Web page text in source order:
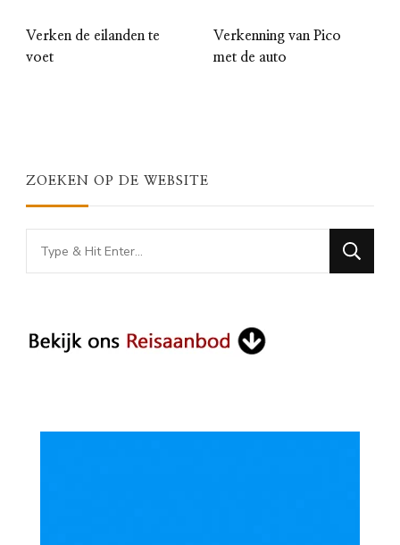
Verken de eilanden te
voet
Verkenning van Pico
met de auto
ZOEKEN OP DE WEBSITE
Looking
for